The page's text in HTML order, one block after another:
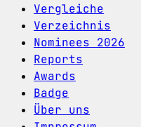
Vergleiche
Verzeichnis
Nominees 2026
Reports
Awards
Badge
Über uns